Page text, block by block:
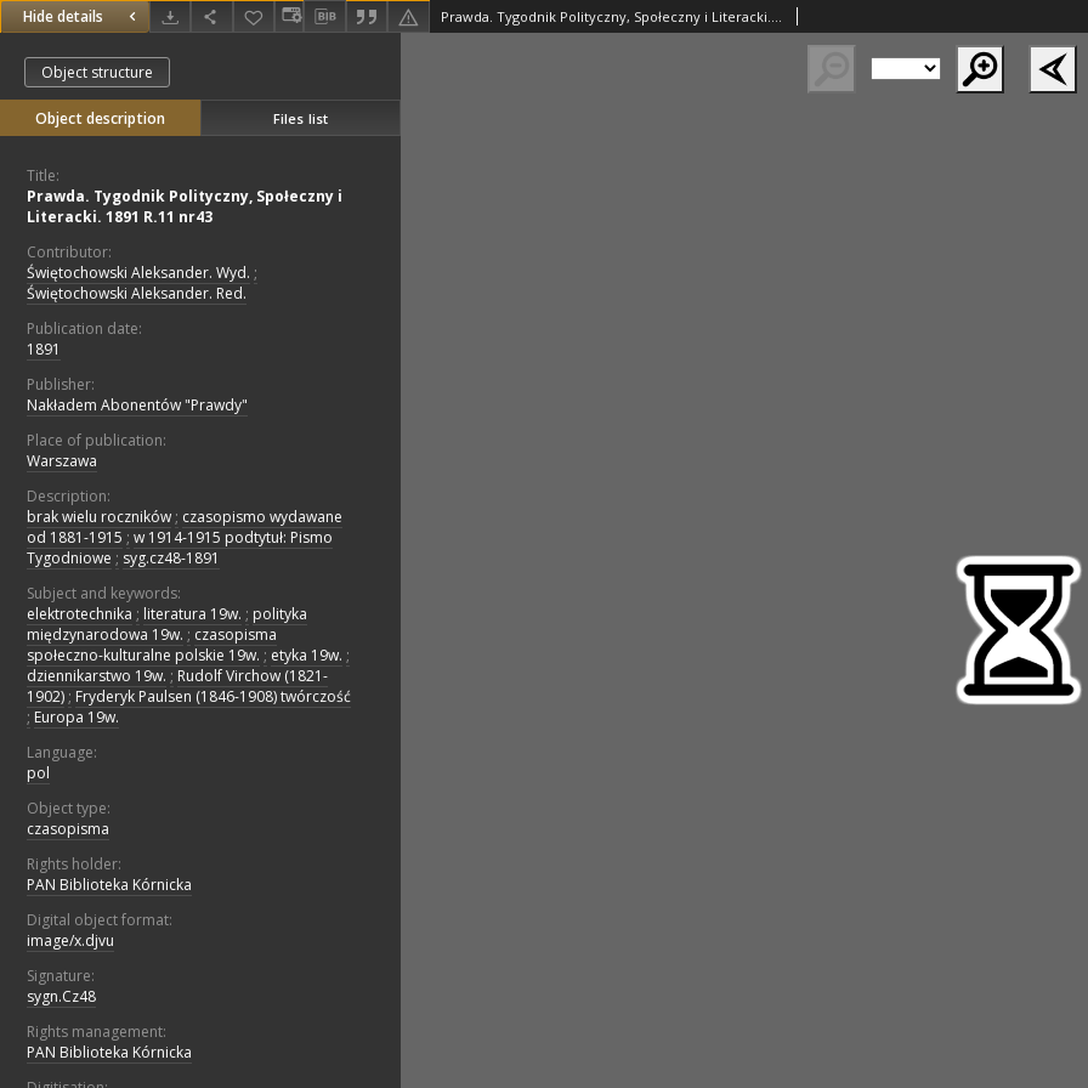
Hide details Prawda. Tygodnik Polityczny, Społeczny i Literacki. 1891 R.11 nr43
Object structure
Object description Files list
Title:
Prawda. Tygodnik Polityczny, Społeczny i
Literacki. 1891 R.11 nr43
Contributor:
Świętochowski Aleksander. Wyd. ;
Świętochowski Aleksander. Red.
Publication date:
1891
Publisher:
Nakładem Abonentów "Prawdy"
Place of publication:
Warszawa
Description:
brak wielu roczników ; czasopismo wydawane
od 1881-1915 ; w 1914-1915 podtytuł: Pismo
Tygodniowe ; syg.cz48-1891
Subject and keywords:
elektrotechnika ; literatura 19w. ; polityka
międzynarodowa 19w. ; czasopisma
społeczno-kulturalne polskie 19w. ; etyka 19w. ;
dziennikarstwo 19w. ; Rudolf Virchow (1821-
1902) ; Fryderyk Paulsen (1846-1908) twórczość
; Europa 19w.
Language:
pol
Object type:
czasopisma
Rights holder:
PAN Biblioteka Kórnicka
Digital object format:
image/x.djvu
Signature:
sygn.Cz48
Rights management:
PAN Biblioteka Kórnicka